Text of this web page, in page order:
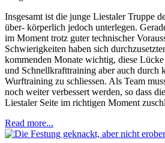
Insgesamt ist die junge Liestaler Truppe
über- körperlich jedoch unterlegen.
im Moment trotz guter technischer
Schwierigkeiten haben sich
kommenden Monate wichtig, diese
und Schnellkrafttraining aber auch durch
Wurftraining zu schliessen. Als Team
noch weiter verbessert werden, so dass
Liestaler Seite im richtigen Moment
Read more...